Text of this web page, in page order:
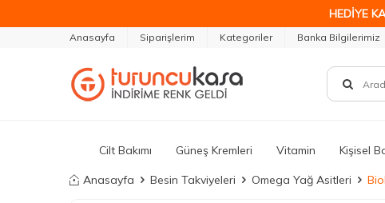
HEDİYE
Anasayfa Siparişlerim Kategoriler Banka Bilgilerimiz
Cilt Bakımı Güneş Kremleri Vitamin Kişisel
Anasayfa Besin Takviyeleri Omega Yağ Asitleri